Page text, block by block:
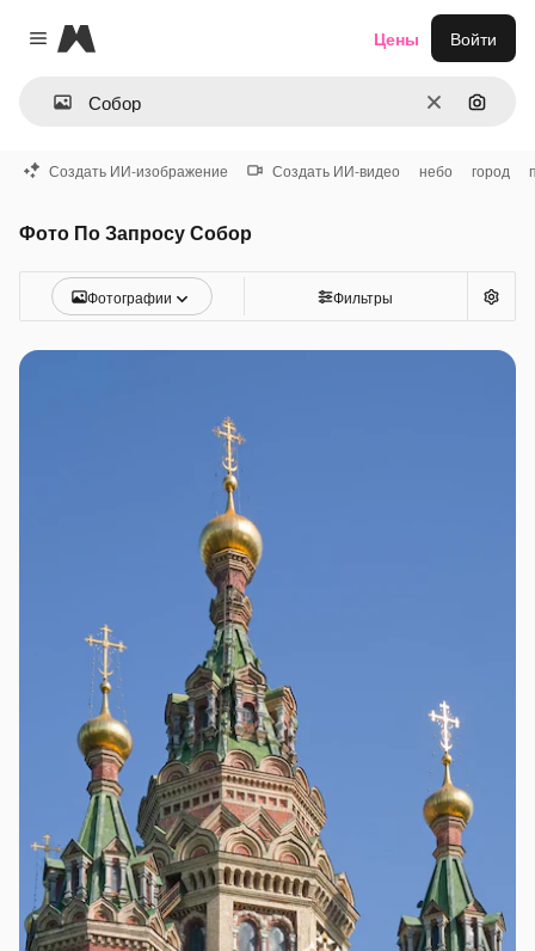
Close menu
Magnific
ОчиститьПоиск
Цены Войти
Создать ИИ-изображение Создать ИИ-видео небо город
Фото По Запросу Собор
Фотографии Фильтры